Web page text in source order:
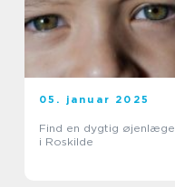
05. januar 2025
Find en dygtig øjenlæge
i Roskilde